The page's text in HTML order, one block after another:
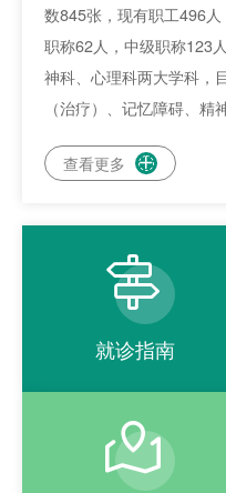
数845张，现有职工496
职称62人，中级职称123
神科、心理科两大学科，
（治疗）、记忆障碍、
诊断、物理治疗、药学、
学科综合门诊，全方位满
童孤独症康复训练中心、
药浓度检测中心和司法鉴
在中心城区设有泉州市心
心理援助热线，为市民提
部设有重性精神病8个病
身疾病医学科、老年精神
救助医疗病区。2022年
2023年精神病专业获批市
查看更多 

就诊指南
